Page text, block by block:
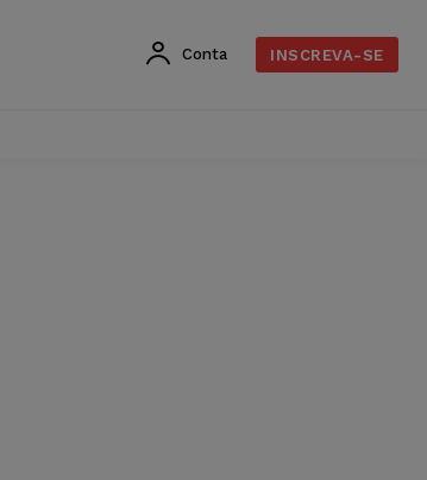
Conta INSCREVA-SE